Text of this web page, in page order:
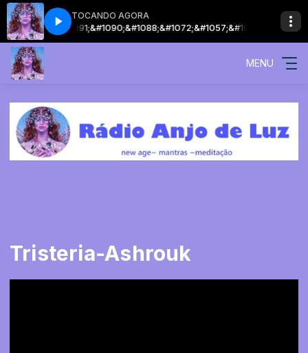
TOCANDO AGORA
&#1091;&#1090;&#1088;&#1072;
MENU
Tristeria-Ashrouk